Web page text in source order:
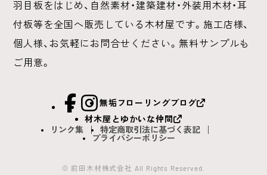
羽目板をはじめ、 自然素材・建築建材・外装用木材・耳
付板等を全国へ販売している木材屋です。 施工店様、
個人様、お気軽にお問合せください。無料サンプルも
ご用意。
facebook
Instagram
無垢フローリングブログ
材木屋とゆかいな仲間
リンク集
特定商取引法に基づく表記
プライバシーポリシー
© 前田木材株式会社 All Rights Reserved.